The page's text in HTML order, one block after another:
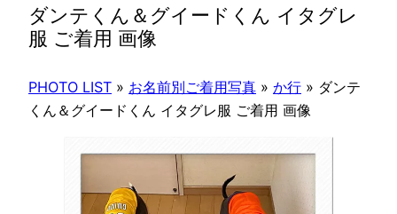
ダンテくん＆グイードくん イタグレ
服 ご着用 画像
PHOTO LIST » お名前別ご着用写真 » か行 » ダンテ
くん＆グイードくん イタグレ服 ご着用 画像